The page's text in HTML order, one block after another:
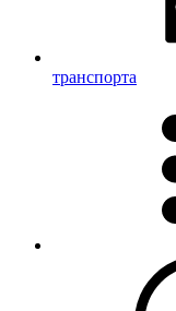
транспорта